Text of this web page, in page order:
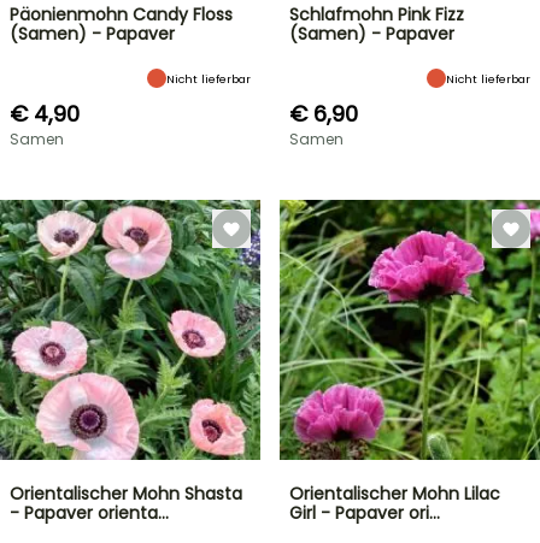
Päonienmohn Candy Floss
(Samen) - Papaver
Nicht lieferbar
€ 4,90
Samen
Schlafmohn Pink Fizz
(Samen) - Papaver
Nicht lieferbar
€ 6,90
Samen
Orientalischer Mohn Shasta
- Papaver orienta…
Orientalischer Mohn Lilac
Girl - Papaver ori…